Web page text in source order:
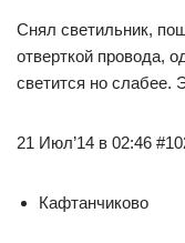
Снял светильник,
отверткой провода,
светится но слабее.
21 Июл’14 в 02:46
Кафтанчиково